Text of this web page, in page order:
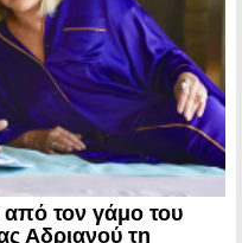
τον γάμο του
Αδριανού τη